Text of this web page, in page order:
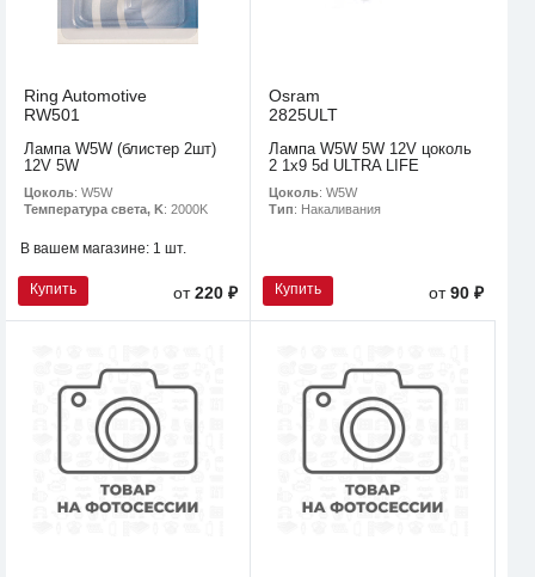
Ring Automotive
RW501
Лампа W5W (блистер 2шт)
12V 5W
Цоколь: W5W
Температура света, K: 2000K
В вашем магазине: 1 шт.
Купить от220 ₽
Osram
2825ULT
Лампа W5W 5W 12V цоколь
2 1x9 5d ULTRA LIFE
Цоколь: W5W
Тип: Накаливания
Купить от90 ₽